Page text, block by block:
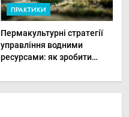
ПРАКТИКИ
Пермакультурні стратегії
управління водними
ресурсами: як зробити
до посухи